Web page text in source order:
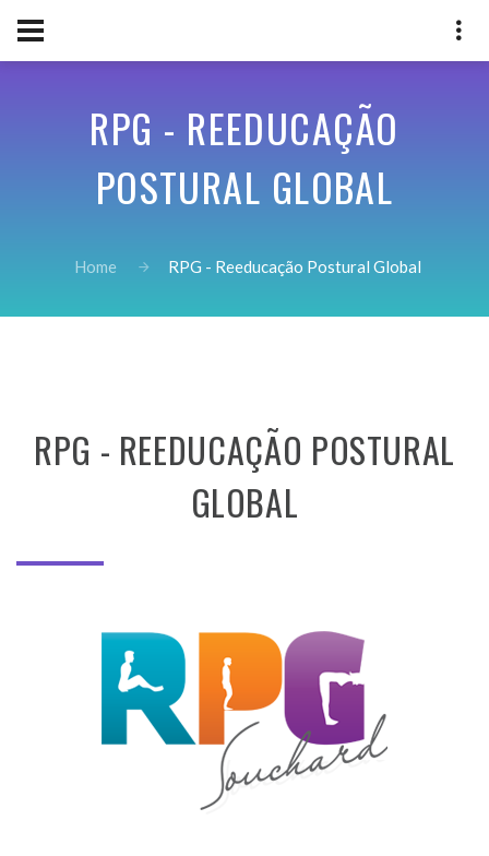
RPG - REEDUCAÇÃO
POSTURAL GLOBAL
Home RPG - Reeducação Postural Global
RPG - REEDUCAÇÃO POSTURAL
GLOBAL